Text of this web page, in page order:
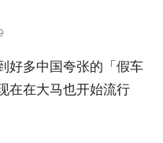
好多中国夸张的「假车
在在大马也开始流行